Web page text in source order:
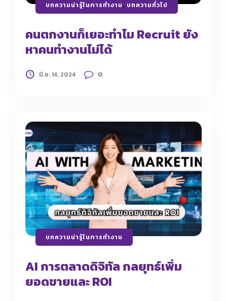
บทความน่ารู้ในการทำงาน, บทความทั่วไป
คนตกงานก็เยอะทำไม Recruit ยัง
หาคนทำงานไม่ได้
มิ.ย. 14, 2024 0
บทความน่ารู้ในการทำงาน
AI การตลาดดิจิทัล กลยุทธ์เพิ่ม
ยอดขายและ ROI